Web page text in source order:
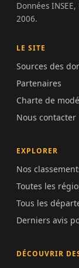
Données
2006.
LE SITE
Sources des
Partenaires
Charte de
Nous contacter
EXPLORER
Nos
Toutes les
Tous les
Derniers avis
DÉCOUVRIR